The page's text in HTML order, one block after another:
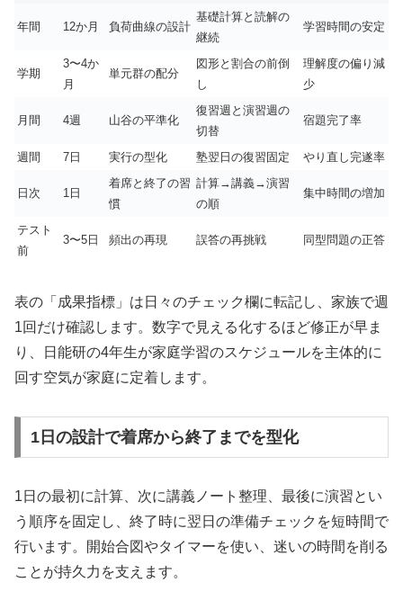
年間 12か月 負荷曲線の設計
基礎計算と読解の
継続
学習時間の安定
学期
3〜4か
月
単元群の配分
図形と割合の前倒
し
理解度の偏り減
少
月間 4週 山谷の平準化
復習週と演習週の
切替
宿題完了率
週間 7日 実行の型化 塾翌日の復習固定 やり直し完遂率
日次 1日
着席と終了の習
慣
計算→講義→演習
の順
集中時間の増加
テスト
前
3〜5日 頻出の再現 誤答の再挑戦 同型問題の正答
表の「成果指標」は日々のチェック欄に転記し、家族で週
1回だけ確認します。数字で見える化するほど修正が早ま
り、日能研の4年生が家庭学習のスケジュールを主体的に
回す空気が家庭に定着します。
1日の設計で着席から終了までを型化
1日の最初に計算、次に講義ノート整理、最後に演習とい
う順序を固定し、終了時に翌日の準備チェックを短時間で
行います。開始合図やタイマーを使い、迷いの時間を削る
ことが持久力を支えます。